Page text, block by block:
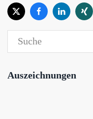
Auszeichnungen